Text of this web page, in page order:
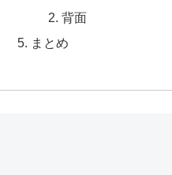
背面
まとめ